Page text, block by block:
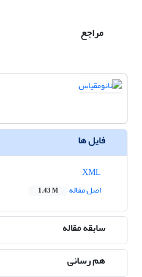
مراجع
فایل ها
اصل مقاله
1.43 M
سابقه مقاله
هم رسانی